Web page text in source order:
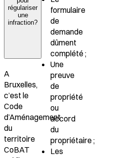
régulariser
une
infraction?
A
Bruxelles,
c’est le
Code
d’Aménagement
du
territoire
CoBAT
formulaire
de
demande
dûment
complété ;
Une
preuve
de
propriété
ou
accord
du
propriétaire ;
Les